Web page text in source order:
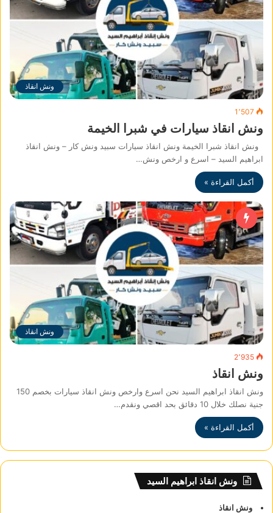
ونش انقاذ
1٬507
ونش انقاذ سيارات في شبرا الخيمة
ونش انقاذ شبرا الخيمة ونش انقاذ سيارات سبيد ونش كار – ونش انقاذ
ابراهيم السيد – اسرع و ارخص ونش…
أكمل القراءة »
ونش انقاذ
2٬935
ونش انقاذ
ونش انقاذ ابراهيم السيد نحن اسرع وارخص ونش انقاذ سيارات بخصم 150
جنية نصلك خلال 10 دقائق بحد اقصي ونقدم…
أكمل القراءة »
ونش انقاذ ابراهيم السيد
ونش انقاذ